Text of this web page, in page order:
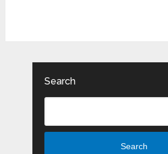
Search
Search